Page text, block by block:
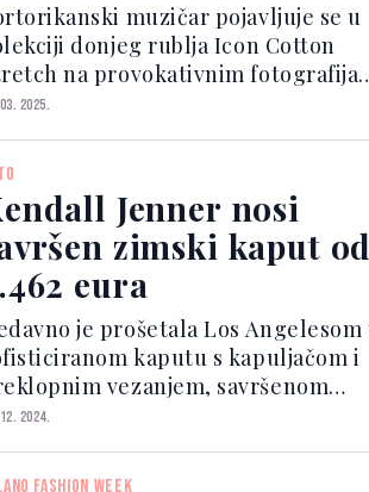
muzičar pojavljuje se u
donjeg rublja Icon Cotton
na provokativnim
Sorrentija. Kampanja je već
Rođen kao Benito Antonio
Ocasio 199...
2025.
Jenner nosi
zimski kaput od
eura
je prošetala Los Angelesom
kaputu s kapuljačom i
vezanjem, savršenom
kombinacijom koja odražava
The Row, luksuzne modne
2024.
FASHION WEEK